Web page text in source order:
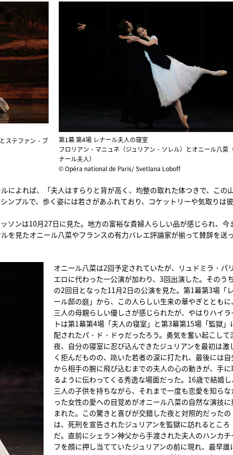
ステファン・ブ
第1幕 第4場 レナール夫人の寝室
フロリアン・マニュネ（ジュリアン・ソレル）とオニール八菜
ナール夫人）
© Opéra national de Paris/ Svetlana Loboff
によれば、「夫人はすらりと背が高く、均整の取れた体つきで、この
ンプルで、歩く姿には若さがあふれており、コケットリーや気取りは
ソンは10月27日に見た。地方の富裕な貴婦人らしい品が感じられ、今
を見たオニール八菜やフランスの有力バレエ評論家が揃って賛辞を送っ
オニール八菜は2回予定されていたが、リュドミラ・パリ
エロに代わった一公演が加わり、3回出演した。そのうち
の2回目となった11月2日の公演を見た。第1幕第3場「
ール邸の庭」から、この人らしい生来の華やぎとともに、
三人の母親らしい優しさが感じられたが、やはりハイラ
トは第1幕第4場「夫人の寝室」と第3幕第15場「監獄」
配されたパ・ド・ドゥだったろう。勇気を奮い起こして
夜、自分の寝室に忍び込んできたジュリアンを最初は激
く拒んだものの、跪いた若者の涙に打たれ、最後には自
から相手の腕に飛び込むまでの夫人の心の動きが、手に
るように伝わってくる秀逸な場面だった。16歳で結婚し、
三人の子供を持ちながら、それまで一度も恋愛を知らな
った女性の愛への目覚めがオニール八菜の自然な演技に
まれた。この驚きと喜びが交錯した夜と対照的だったの
は、死刑を宣告されたジュリアンを監獄に訪れるところ
だ。直前にシェラン神父から手渡された夫人のハンカチ
フを顔に押し当てていたジュリアンの前に現れ、最早誰